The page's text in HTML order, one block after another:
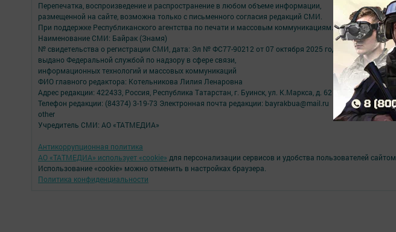
Перепечатка, воспроизведение и распространение в любом объеме информации,
размещенной на сайте, возможна только с письменного согласия редакций СМИ.
При поддержке Республиканского агентства по печати и массовым коммуникациям.
Наименование СМИ: Байрак (Знамя)
№ свидетельства о регистрации СМИ, дата: Эл № ФС77-90212 от 07 октября 2025 года
выдано Федеральной службой по надзору в сфере связи,
информационных технологий и массовых коммуникаций
ФИО главного редактора: Котельникова Лилия Ленаровна
Адрес редакции: 422433, Россия, Республика Татарстан, г. Буинск, ул. К.Маркса, д. 62
Телефон редакции: (84374) 3-19-73 Электронная почта редакции: bayrakbua@mail.ru
other
Учредитель СМИ: АО «ТАТМЕДИА»
Антикоррупционная политика
АО «ТАТМЕДИА» использует «cookie» для персонализации сервисов и удобства пользователей сайтом.
Использование «cookie» можно отменить в настройках браузера.
Политика конфиденциальности